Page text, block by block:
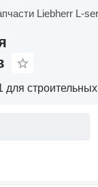
Liebherr L-
строительных